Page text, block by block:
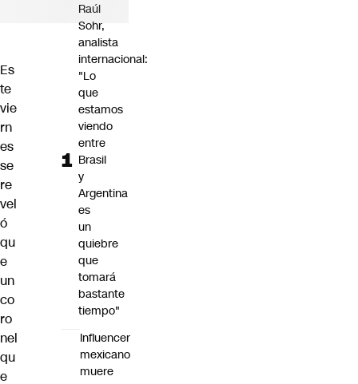
Es
te
vie
rn
es
se
re
vel
ó
qu
e
un
co
ro
nel
qu
e
Raúl
Sohr,
analista
internacional:
"Lo
que
estamos
viendo
entre
Brasil
y
Argentina
es
un
quiebre
que
tomará
bastante
tiempo"
Influencer
mexicano
muere